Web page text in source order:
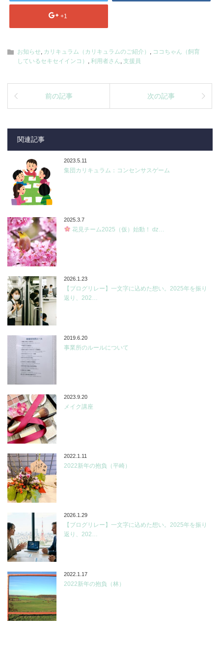
+1
お知らせ カリキュラム（カリキュラムのご紹介）
ココちゃん（飼育
しているセキセイインコ）
利用者さん 支援員
前の記事 次の記事
関連記事
2023.5.11
集団カリキュラム：コンセンサスゲーム
2025.3.7
花見チーム2025（仮）始動！ ǳ…
2026.1.23
【ブログリレー】一文字に込めた想い。2025年を振り
返り、202…
2019.6.20
事業所のルールについて
2023.9.20
メイク講座
2022.1.11
2022新年の抱負（平崎）
2026.1.29
【ブログリレー】一文字に込めた想い。2025年を振り
返り、202…
2022.1.17
2022新年の抱負（林）